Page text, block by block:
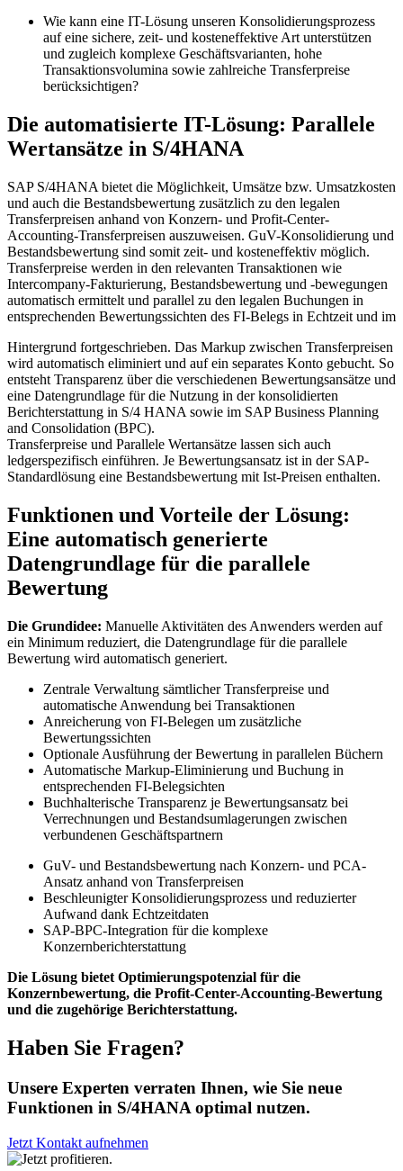
Wie kann eine IT-Lösung unseren Konsolidierungsprozess
auf eine sichere, zeit- und kosteneffektive Art unterstützen
und zugleich komplexe Geschäftsvarianten, hohe
Transaktionsvolumina sowie zahlreiche Transferpreise
berücksichtigen?
Die automatisierte IT-Lösung: Parallele
Wertansätze in S/4HANA
SAP S/4HANA bietet die Möglichkeit, Umsätze bzw. Umsatzkosten
und auch die Bestandsbewertung zusätzlich zu den legalen
Transferpreisen anhand von Konzern- und Profit-Center-
Accounting-Transferpreisen auszuweisen. GuV-Konsolidierung und
Bestandsbewertung sind somit zeit- und kosteneffektiv möglich.
Transferpreise werden in den relevanten Transaktionen wie
Intercompany-Fakturierung, Bestandsbewertung und -bewegungen
automatisch ermittelt und parallel zu den legalen Buchungen in
entsprechenden Bewertungssichten des FI-Belegs in Echtzeit und im
Hintergrund fortgeschrieben. Das Markup zwischen Transferpreisen
wird automatisch eliminiert und auf ein separates Konto gebucht. So
entsteht Transparenz über die verschiedenen Bewertungsansätze und
eine Datengrundlage für die Nutzung in der konsolidierten
Berichterstattung in S/4 HANA sowie im SAP Business Planning
and Consolidation (BPC).
Transferpreise und Parallele Wertansätze lassen sich auch
ledgerspezifisch einführen. Je Bewertungsansatz ist in der SAP-
Standardlösung eine Bestandsbewertung mit Ist-Preisen enthalten.
Funktionen und Vorteile der Lösung:
Eine automatisch generierte
Datengrundlage für die parallele
Bewertung
Die Grundidee: Manuelle Aktivitäten des Anwenders werden auf
ein Minimum reduziert, die Datengrundlage für die parallele
Bewertung wird automatisch generiert.
Zentrale Verwaltung sämtlicher Transferpreise und
automatische Anwendung bei Transaktionen
Anreicherung von FI-Belegen um zusätzliche
Bewertungssichten
Optionale Ausführung der Bewertung in parallelen Büchern
Automatische Markup-Eliminierung und Buchung in
entsprechenden FI-Belegsichten
Buchhalterische Transparenz je Bewertungsansatz bei
Verrechnungen und Bestandsumlagerungen zwischen
verbundenen Geschäftspartnern
GuV- und Bestandsbewertung nach Konzern- und PCA-
Ansatz anhand von Transferpreisen
Beschleunigter Konsolidierungsprozess und reduzierter
Aufwand dank Echtzeitdaten
SAP-BPC-Integration für die komplexe
Konzernberichterstattung
Die Lösung bietet Optimierungspotenzial für die
Konzernbewertung, die Profit-Center-Accounting-Bewertung
und die zugehörige Berichterstattung.
Haben Sie Fragen?
Unsere Experten verraten Ihnen, wie Sie neue
Funktionen in S/4HANA optimal nutzen.
Jetzt Kontakt aufnehmen